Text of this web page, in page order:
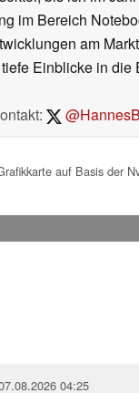
im Bereich
am
Einblicke in
auf Basis der
04:25